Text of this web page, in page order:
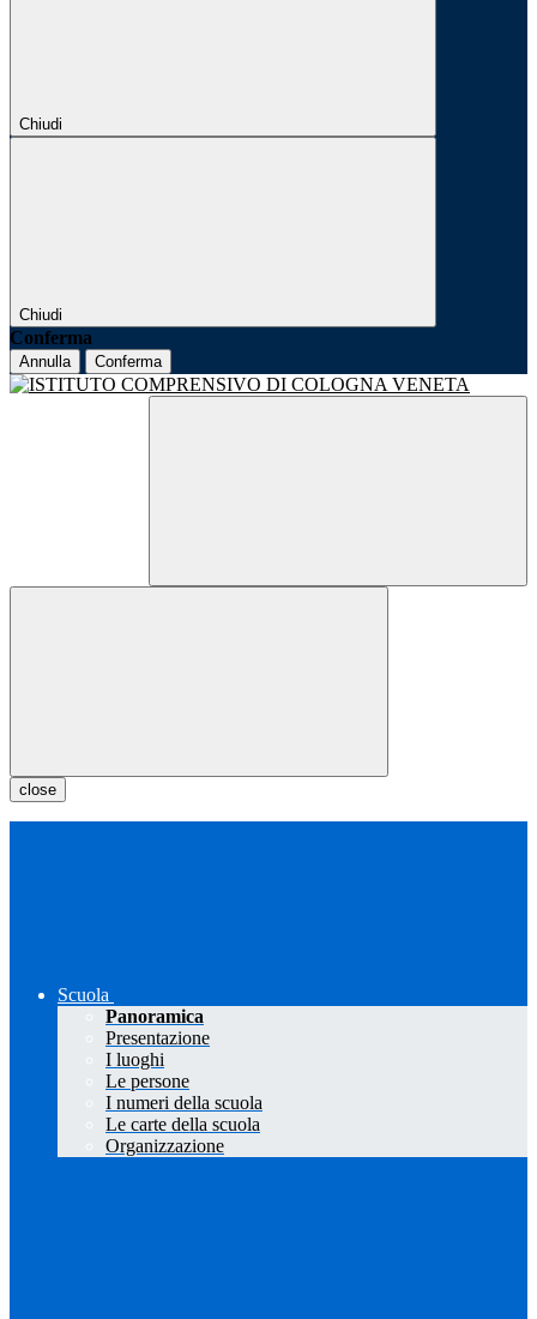
Chiudi
Chiudi
Conferma
Annulla Conferma
close
Scuola
Panoramica
Presentazione
I luoghi
Le persone
I numeri della scuola
Le carte della scuola
Organizzazione